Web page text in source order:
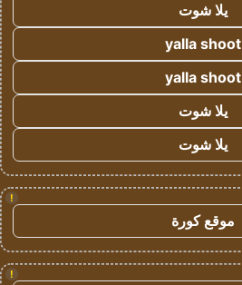
يلا شوت
yalla shoot
yalla shoot
يلا شوت
يلا شوت
!
موقع كورة
!